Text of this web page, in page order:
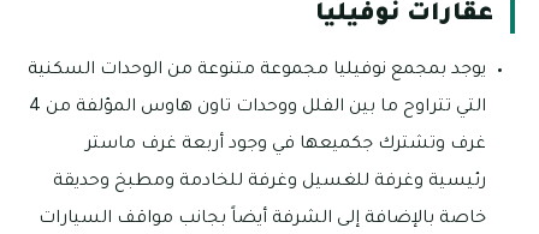
عقارات نوفيليا
يوجد بمجمع نوفيليا مجموعة متنوعة من الوحدات السكنية
التي تتراوح ما بين الفلل ووحدات تاون هاوس المؤلفة من 4
غرف وتشترك جكميعها في وجود أربعة غرف ماستر
رئيسية وغرفة للغسيل وغرفة للخادمة ومطبخ وحديقة
خاصة بالإضافة إلى الشرفة أيضاً بجانب مواقف السيارات